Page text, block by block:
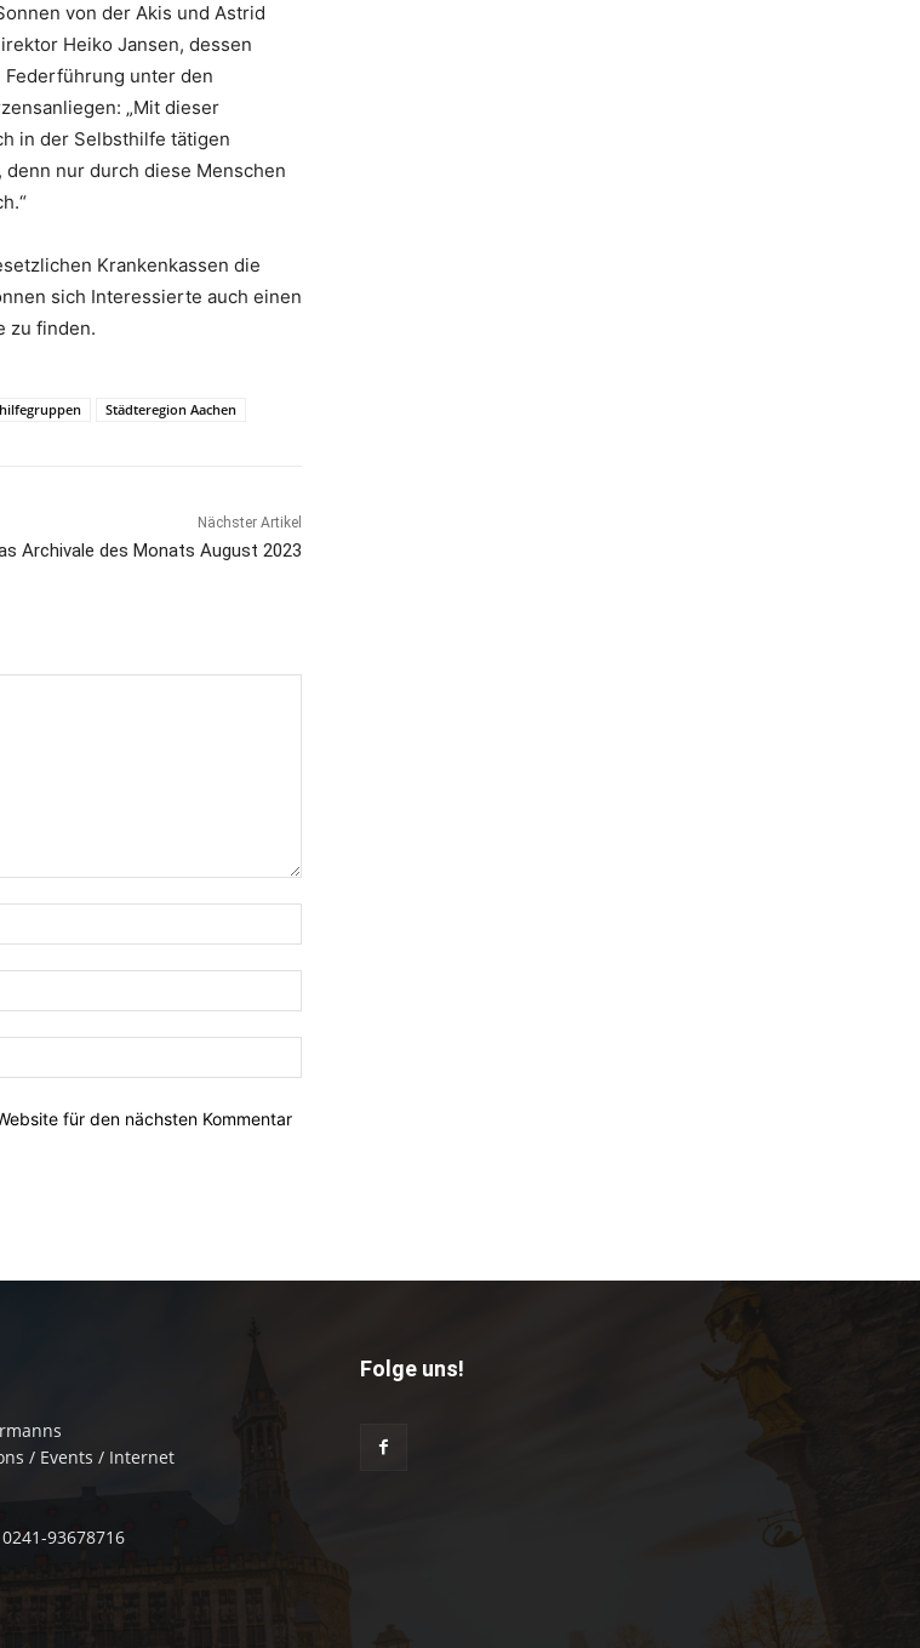
von der Akis und Astrid
Heiko Jansen, dessen
Federführung unter den
„Mit dieser
in der Selbsthilfe tätigen
nur durch diese Menschen
Krankenkassen die
sich Interessierte auch einen
zu finden.
Städteregion Aachen
Nächster Artikel
Archivale des Monats August 2023
Mail:*
für den nächsten Kommentar
/ Events / Internet
93678716
Folge uns!